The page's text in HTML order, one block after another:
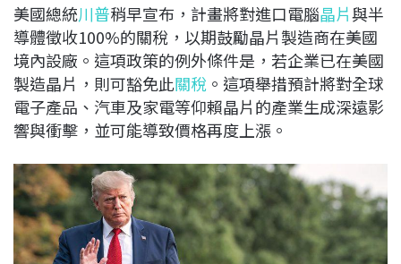
b
o
o
k
a
d
s
e
d
I
n
L
i
n
k
美國總統川普稍早宣布，計畫將對進口電腦晶片與半
導體徵收100%的關稅，以期鼓勵晶片製造商在美國
境內設廠。這項政策的例外條件是，若企業已在美國
製造晶片，則可豁免此關稅 。這項舉措預計將對全球
電子產品、汽車及家電等仰賴晶片的產業生成深遠影
響與衝擊，並可能導致價格再度上漲。